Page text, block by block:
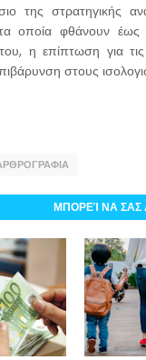
της στρατηγικής
τα οποία φθάνουν
η επίπτωση για
στους
ΜΠΟΡΕΊ ΝΑ ΣΑΣ